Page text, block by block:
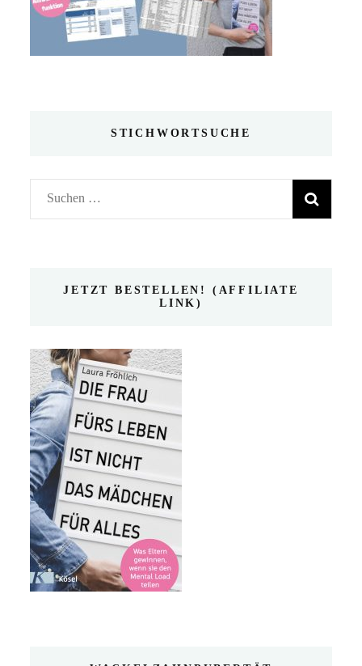
STICHWORTSUCHE
Suchen
nach:
JETZT BESTELLEN! (AFFILIATE
LINK)